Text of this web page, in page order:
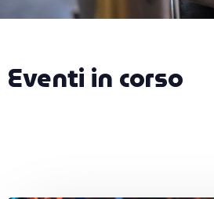
Eventi in corso